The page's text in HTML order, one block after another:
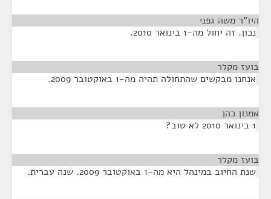
היו"ר משה גפני
נכון. זה יחול מה-1 בינואר 2010.
בועז מקלר
אנחנו מבקשים שהתחולה תהיה מה-1 באוקטובר 2009.
אמנון כהן
1 בינואר 2010 לא טוב?
בועז מקלר
שנת החיוב במינהל היא מה-1 באוקטובר 2009. שנה עברית.